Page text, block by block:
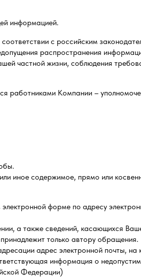
информацией.
с российским
распространения
частной жизни, соблюдения
работниками Компании –
иное содержимое, прямо или
форме по адресу
а также сведений, касающихся
только автору обращения.
адрес электронной почты, на
информация о
Федерации)